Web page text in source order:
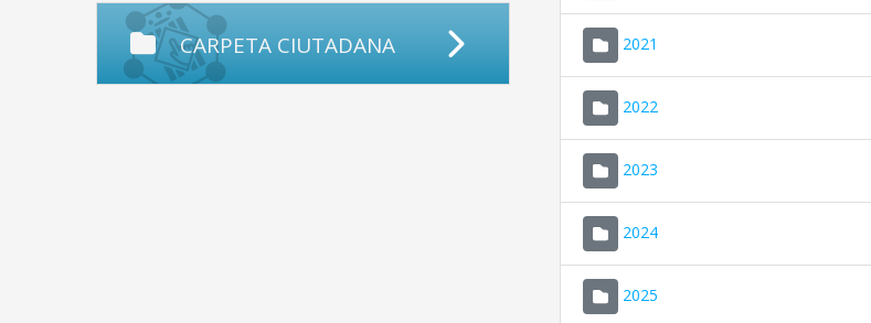
CARPETA CIUTADANA 2021
2022
2023
2024
2025